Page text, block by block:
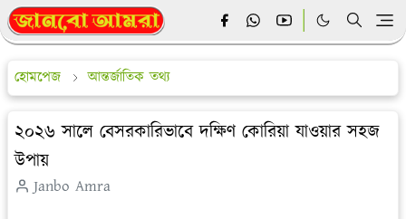
হোমপেজ আন্তর্জাতিক তথ্য
২০২৬ সালে বেসরকারিভাবে দক্ষিণ কোরিয়া যাওয়ার সহজ
উপায়
Janbo Amra